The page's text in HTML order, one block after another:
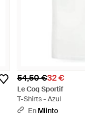
54,50 €32 €
Le Coq Sportif
T-Shirts - Azul
En Miinto